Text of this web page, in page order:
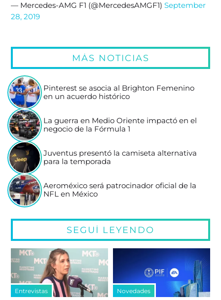
— Mercedes-AMG F1 (@MercedesAMGF1)September
28, 2019
MÁS NOTICIAS
Pinterest se asocia al Brighton Femenino
en un acuerdo histórico
La guerra en Medio Oriente impactó en el
negocio de la Fórmula 1
Juventus presentó la camiseta alternativa
para la temporada
Aeroméxico será patrocinador oficial de la
NFL en México
SEGUÍ LEYENDO
Entrevistas Novedades